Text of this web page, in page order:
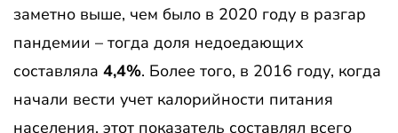
заметно выше, чем было в 2020 году в разгар
пандемии – тогда доля недоедающих
составляла 4,4%. Более того, в 2016 году, когда
начали вести учет калорийности питания
населения, этот показатель составлял всего